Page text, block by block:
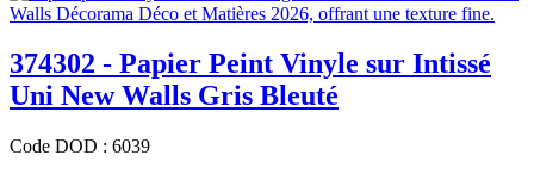
374302 - Papier Peint Vinyle sur Intissé
Uni New Walls Gris Bleuté
Code DOD : 6039